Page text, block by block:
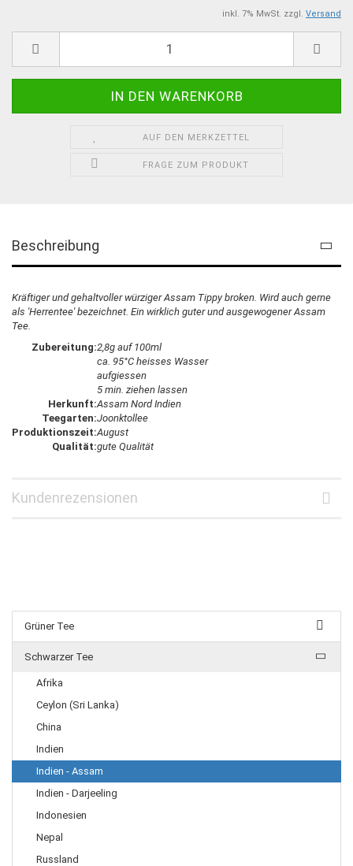
inkl. 7% MwSt. zzgl. Versand
AUF DEN MERKZETTEL
FRAGE ZUM PRODUKT
Beschreibung
Kräftiger und gehaltvoller würziger Assam Tippy broken. Wird auch gerne
als 'Herrentee' bezeichnet. Ein wirklich guter und ausgewogener Assam
Tee.
Zubereitung:2,8g auf 100ml
ca. 95°C heisses Wasser
aufgiessen
5 min. ziehen lassen
Herkunft:Assam Nord Indien
Teegarten:Joonktollee
Produktionszeit:August
Qualität:gute Qualität
Kundenrezensionen
Grüner Tee
Schwarzer Tee
Afrika
Ceylon (Sri Lanka)
China
Indien
Indien - Assam
Indien - Darjeeling
Indonesien
Nepal
Russland